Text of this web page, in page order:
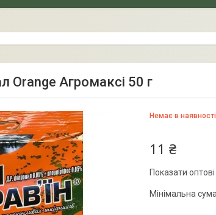
Orange Агромаксі 50 г
Немає в наявності
11 ₴
Показати оптові
Мінімальна